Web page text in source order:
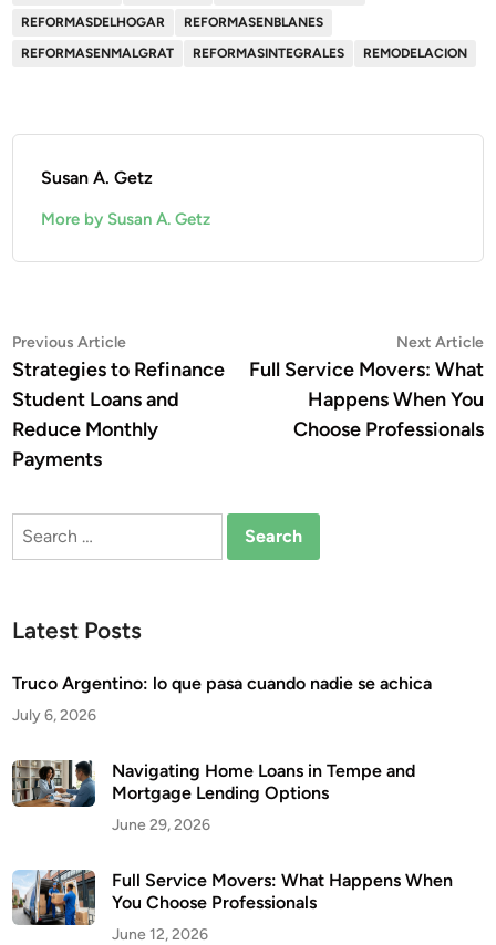
REFORMASDELHOGAR
REFORMASENBLANES
REFORMASENMALGRAT
REFORMASINTEGRALES REMODELACION
Susan A. Getz
More by Susan A. Getz
Post
navigation
Previous ArticlePrevious
article:
Strategies to Refinance
Student Loans and
Reduce Monthly
Payments
Next Article
Full Service Movers: What
Happens When You
Choose Professionals
Search
Latest Posts
Truco Argentino: lo que pasa cuando nadie se achica
July 6, 2026
Navigating Home Loans in Tempe and
Mortgage Lending Options
June 29, 2026
Full Service Movers: What Happens When
You Choose Professionals
June 12, 2026